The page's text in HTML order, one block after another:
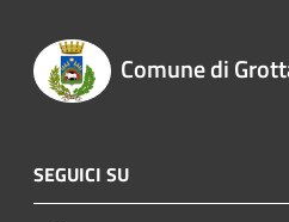
Comune di
SEGUICI SU